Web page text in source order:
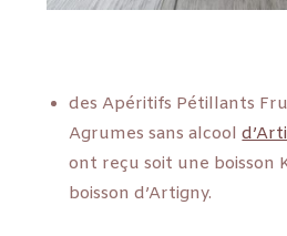
des Apéritifs Pétillants
Agrumes sans alcool
ont reçu soit une boisson
boisson d’Artigny.